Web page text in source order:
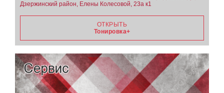
Дзержинский район, Елены Колесовой, 23а к1
ОТКРЫТЬ
Тонировка+